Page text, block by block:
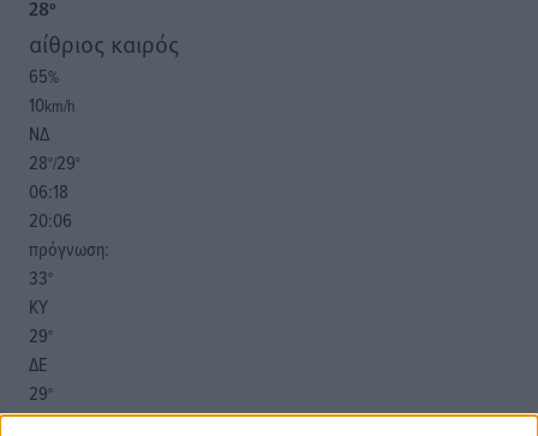
28°
αίθριος καιρός
65%
10km/h
ΝΔ
28°/29°
06:18
20:06
πρόγνωση:
33°
ΚΥ
29°
ΔΕ
29°
ΤΡ